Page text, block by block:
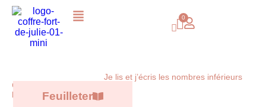
Catalogue /
livres
Je lis et j’écris les nombres inférieurs
Feuilleter